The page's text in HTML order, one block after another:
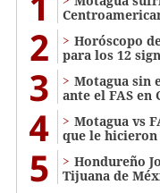
2
Horóscopo
para los 12
3
Motagua sin
ante el FAS en
4
Motagua vs
que le hicieron
5
Hondureño
Tijuana de